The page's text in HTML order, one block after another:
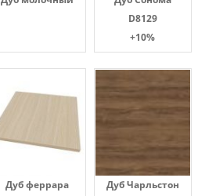
D8129
+10%
Дуб феррара
Дуб Чарльстон